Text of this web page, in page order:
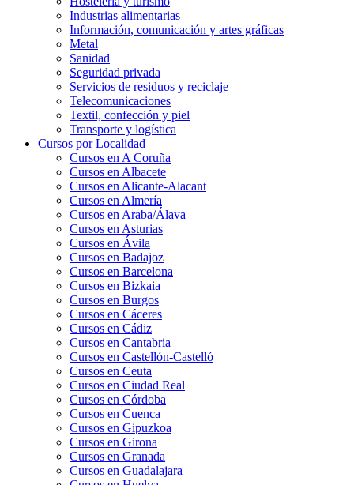
Industrias alimentarias
Información, comunicación y artes gráficas
Metal
Sanidad
Seguridad privada
Servicios de residuos y reciclaje
Telecomunicaciones
Textil, confección y piel
Transporte y logística
Cursos por Localidad
Cursos en A Coruña
Cursos en Albacete
Cursos en Alicante-Alacant
Cursos en Almería
Cursos en Araba/Álava
Cursos en Asturias
Cursos en Ávila
Cursos en Badajoz
Cursos en Barcelona
Cursos en Bizkaia
Cursos en Burgos
Cursos en Cáceres
Cursos en Cádiz
Cursos en Cantabria
Cursos en Castellón-Castelló
Cursos en Ceuta
Cursos en Ciudad Real
Cursos en Córdoba
Cursos en Cuenca
Cursos en Gipuzkoa
Cursos en Girona
Cursos en Granada
Cursos en Guadalajara